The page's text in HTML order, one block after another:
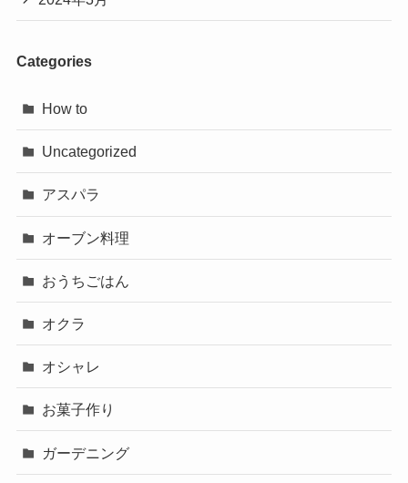
Categories
How to
Uncategorized
アスパラ
オーブン料理
おうちごはん
オクラ
オシャレ
お菓子作り
ガーデニング